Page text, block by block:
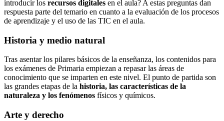
introducir los recursos digitales en el aula? A estas preguntas dan
respuesta parte del temario en cuanto a la evaluación de los procesos
de aprendizaje y el uso de las TIC en el aula.
Historia y medio natural
Tras asentar los pilares básicos de la enseñanza, los contenidos para
los exámenes de Primaria empiezan a repasar las áreas de
conocimiento que se imparten en este nivel. El punto de partida son
las grandes etapas de la historia, las características de la
naturaleza y los fenómenos físicos y químicos.
Arte y derecho